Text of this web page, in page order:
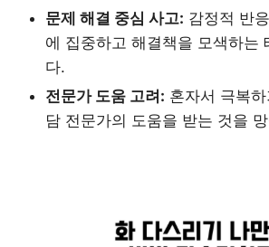
문제 해결 중심 사고: 감정적 반
에 집중하고 해결책을 모색하는
다.
전문가 도움 고려: 혼자서 극복
담 전문가의 도움을 받는 것을